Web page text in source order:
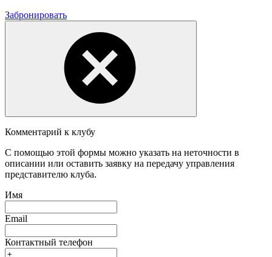
Забронировать
Комментарий к клубу
С помощью этой формы можно указать на неточности в
описании или оставить заявку на передачу управления
представителю клуба.
Имя
Email
Контактный телефон